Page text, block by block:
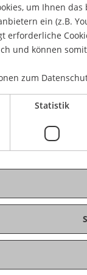
(KI) jeden
Auswirkungen
Nase vorn zu
darauf ab, die
aber
eine Reihe
zum Einsatz
vor Ort, die auf
wie ChatGPT,
um Ihnen
ein (z.B.
erforderliche
und können
zum
Statistik